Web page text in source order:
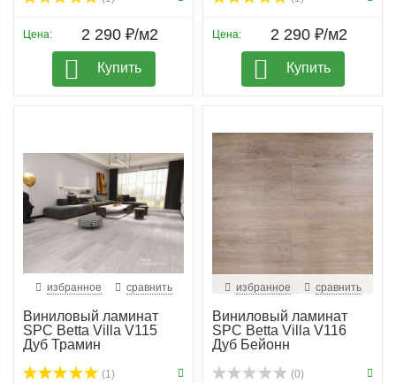
Цена: 2 290 ₽/м2
Купить
Цена: 2 290 ₽/м2
Купить
избранное сравнить
Виниловый ламинат
SPC Betta Villa V115
Дуб Трамин
(1)
избранное сравнить
Виниловый ламинат
SPC Betta Villa V116
Дуб Бейонн
(0)